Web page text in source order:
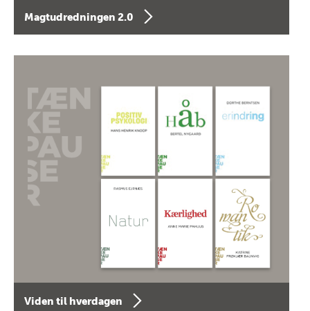
Magtudredningen 2.0
Viden til hverdagen